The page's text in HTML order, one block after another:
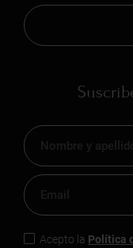
Acepto la Política